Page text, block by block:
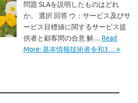
問題 SLAを説明したものはどれ
か。 選択 回答 ウ：サービス及びサ
ービス目標値に関するサービス提
供者と顧客間の合意 解… Read
More: 基本情報技術者令和3… »